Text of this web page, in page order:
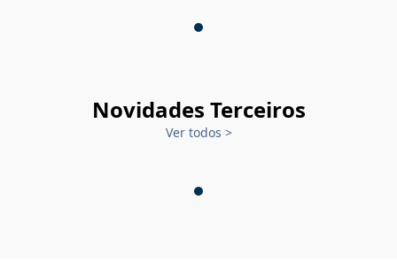
Novidades Terceiros
Ver todos >